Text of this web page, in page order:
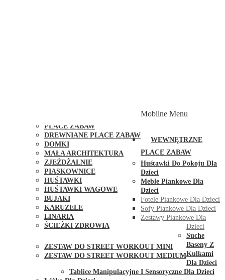
PLACE ZABAW
DREWNIANE PLACE ZABAW
DOMKI
MAŁA ARCHITEKTURA
ZJEŻDŻALNIE
PIASKOWNICE
HUŚTAWKI
HUŚTAWKI WAGOWE
BUJAKI
KARUZELE
LINARIA
ŚCIEŻKI ZDROWIA
ZESTAW DO STREET WORKOUT MINI
ZESTAW DO STREET WORKOUT MEDIUM
Mobilne Menu
WEWNĘTRZNE
PLACE ZABAW
Huśtawki Do Pokoju Dla
Dzieci
Meble Piankowe Dla
Dzieci
Fotele Piankowe Dla Dzieci
Sofy Piankowe Dla Dzieci
Zestawy Piankowe Dla
Dzieci
Suche
Baseny Z
Kulkami
Dla Dzieci
Tablice Manipulacyjne I Sensoryczne Dla Dzieci